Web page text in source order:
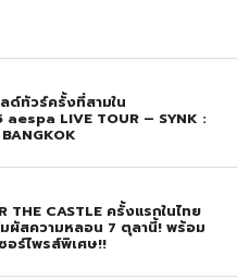
ด์ทัวร์ครั้งที่สามใน
aespa LIVE TOUR – SYNK :
THE CASTLE ครั้งแรกในไทย
ผัสความหลอน 7 ตุลานี้! พร้อม
อร์ไพรส์พิเศษ!!